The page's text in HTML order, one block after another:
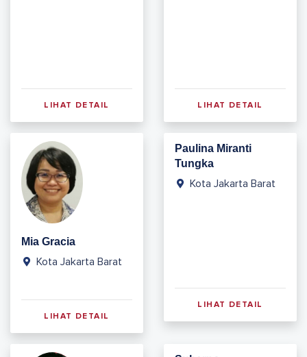
LIHAT DETAIL LIHAT DETAIL
Mia Gracia
Kota Jakarta Barat
LIHAT DETAIL
Paulina Miranti
Tungka
Kota Jakarta Barat
LIHAT DETAIL